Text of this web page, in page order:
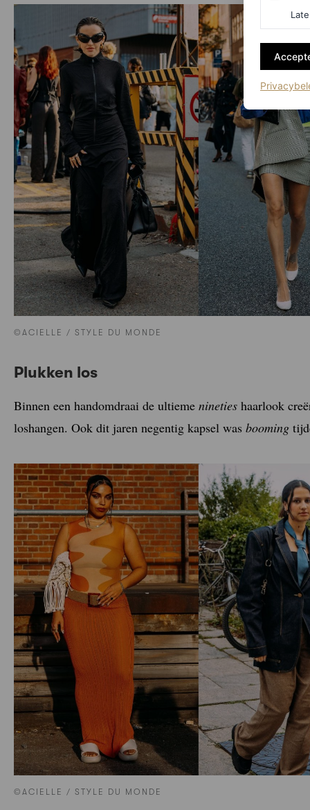
©ACIELLE / STYLE DU MONDE
Plukken los
Binnen een handomdraai de ultieme nineties haarlook
loshangen. Ook dit jaren negentig kapsel was booming
©ACIELLE / STYLE DU MONDE